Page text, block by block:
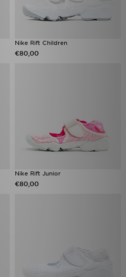
Nike Rift Children
€80,00
Nike Rift Junior
€80,00